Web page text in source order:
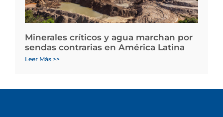
Minerales críticos y agua marchan por
sendas contrarias en América Latina
Leer Más >>